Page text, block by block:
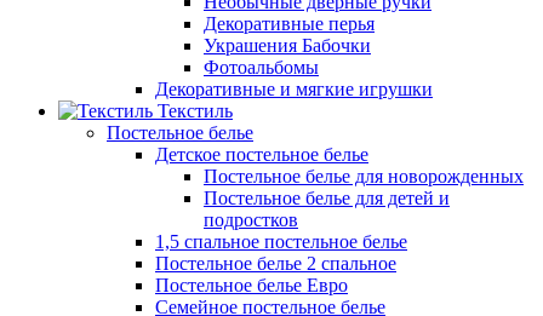
Декоративные перья
Украшения Бабочки
Фотоальбомы
Декоративные и мягкие игрушки
Текстиль
Постельное белье
Детское постельное белье
Постельное белье для новорожденных
Постельное белье для детей и
подростков
1,5 спальное постельное белье
Постельное белье 2 спальное
Постельное белье Евро
Семейное постельное белье